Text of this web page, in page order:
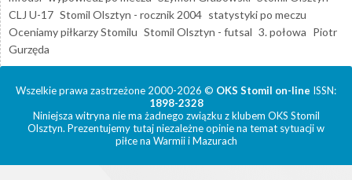
CLJ U-17 Stomil Olsztyn - rocznik 2004 statystyki po meczu
Oceniamy piłkarzy Stomilu Stomil Olsztyn - futsal 3. połowa Piotr
Gurzęda
Wszelkie prawa zastrzeżone 2000-2026 © OKS Stomil on-line ISSN:
1898-2328
Niniejsza witryna nie ma żadnego związku z klubem OKS Stomil
Olsztyn. Prezentujemy tutaj niezależne opinie na temat sytuacji w
piłce na Warmii i Mazurach